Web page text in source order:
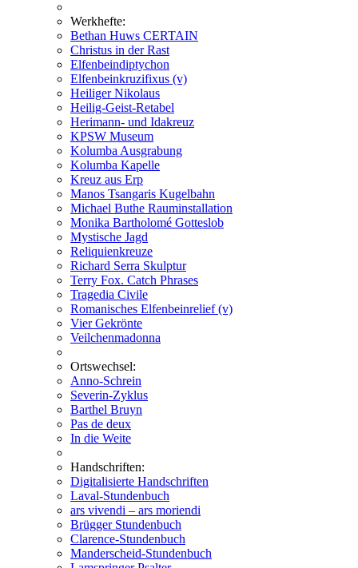
Werkhefte:
Bethan Huws CERTAIN
Christus in der Rast
Elfenbeindiptychon
Elfenbeinkruzifixus (v)
Heiliger Nikolaus
Heilig-Geist-Retabel
Herimann- und Idakreuz
KPSW Museum
Kolumba Ausgrabung
Kolumba Kapelle
Kreuz aus Erp
Manos Tsangaris Kugelbahn
Michael Buthe Rauminstallation
Monika Bartholomé Gotteslob
Mystische Jagd
Reliquienkreuze
Richard Serra Skulptur
Terry Fox. Catch Phrases
Tragedia Civile
Romanisches Elfenbeinrelief (v)
Vier Gekrönte
Veilchenmadonna
Ortswechsel:
Anno-Schrein
Severin-Zyklus
Barthel Bruyn
Pas de deux
In die Weite
Handschriften:
Digitalisierte Handschriften
Laval-Stundenbuch
ars vivendi – ars moriendi
Brügger Stundenbuch
Clarence-Stundenbuch
Manderscheid-Stundenbuch